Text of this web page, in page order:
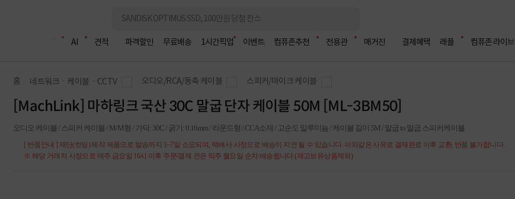
AI 견적 파격할인 무료배송 1시간픽업 이벤트 컴퓨존추천 전용관 매거진 결제혜택 래플 컴퓨존 라이브
홈 네트워크ㆍ케이블ㆍCCTV 오디오/RCA/동축 케이블 스피커/마이크 케이블
[MachLink] 마하링크 국산 30C 말굽 단자 케이블 50M [ML-3BM50]
오디오 케이블 / 스피커 케이블 / M/M형 / 가닥: 30C / 굵기: 0.16mm / 라운드형 / CCA소재 / 고순도 알루미늄 / 케이블 길이 5M / 말굽 to 말굽 스피커케이블
[ 반품안내 ] 재단(컷팅) 제작 제품으로 발송까지 1~7일 소요되며, 택배사 사정으로 배송이 지연 될 수 있습니다. 이와같은 사유로 결재완료 이후 교환, 반품 불가합니다.
※ 해당 거래처 사정으로 매주 금요일 16시 이후 주문/결제 건은 익주 월요일 순차 배송됩니다 (재고보유상품제외)